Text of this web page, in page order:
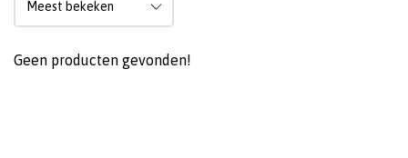
Geen producten gevonden!